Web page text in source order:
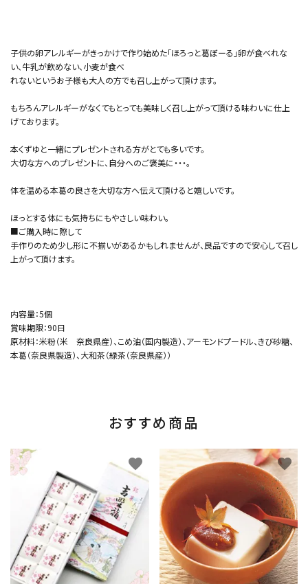
子供の卵アレルギーがきっかけで作り始めた「ほろっと葛ぼーる」卵が食べれな
い、牛乳が飲めない、小麦が食べ
れないというお子様も大人の方でも召し上がって頂けます。
もちろんアレルギーがなくてもとっても美味しく召し上がって頂ける味わいに仕上
げております。
本くずゆと一緒にプレゼントされる方がとても多いです。
大切な方へのプレゼントに、自分へのご褒美に・・・。
体を温める本葛の良さを大切な方へ伝えて頂けると嬉しいです。
ほっとする体にも気持ちにもやさしい味わい。
■ご購入時に際して
手作りのため少し形に不揃いがあるかもしれませんが、良品ですので安心して召し
上がって頂けます。
内容量：5個
賞味期限：90日
原材料：米粉（米 奈良県産）、こめ油（国内製造）、アーモンドプードル、きび砂糖、
本葛（奈良県製造）、大和茶（緑茶（奈良県産））
おすすめ商品
favorite favorite